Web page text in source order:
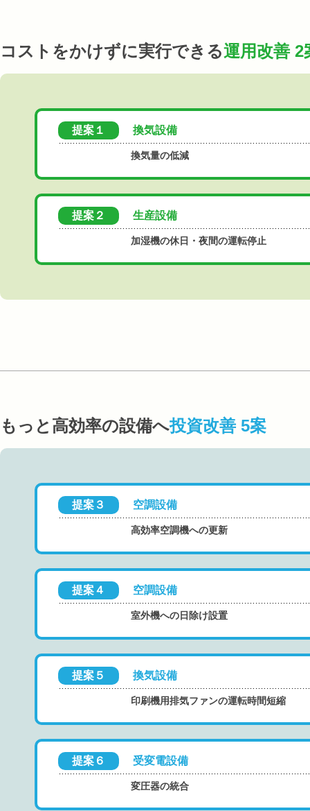
コストをかけずに実行できる運用改善 2
提案１ 換気設備
換気量の低減
提案２ 生産設備
加湿機の休日・夜間の運転停止
もっと高効率の設備へ投資改善 5案
提案３ 空調設備
高効率空調機への更新
提案４ 空調設備
室外機への日除け設置
提案５ 換気設備
印刷機用排気ファンの運転時間短縮
提案６ 受変電設備
変圧器の統合